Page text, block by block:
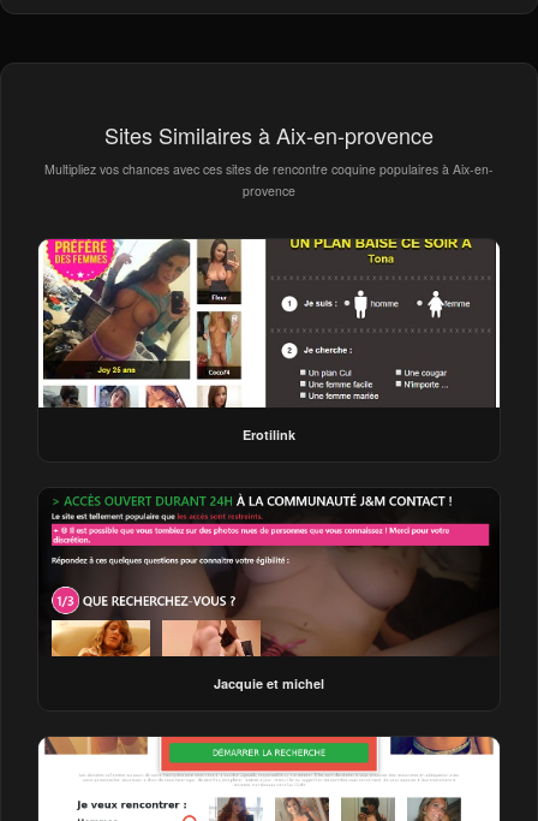
Sites Similaires à Aix-en-provence
Multipliez vos chances avec ces sites de rencontre coquine populaires à Aix-en-
provence
Erotilink
Jacquie et michel